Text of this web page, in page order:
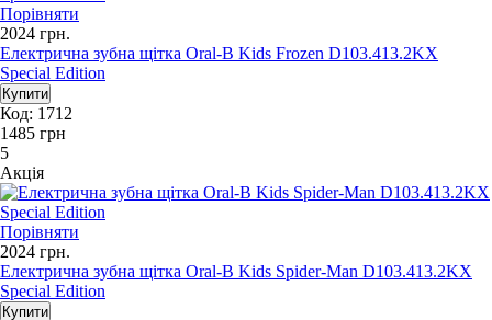
Порівняти
2024 грн.
Електрична зубна щітка Oral-B Kids Frozen D103.413.2KX
Special Edition
Код: 1712
1485 грн
5
Акція
Порівняти
2024 грн.
Електрична зубна щітка Oral-B Kids Spider-Man D103.413.2KX
Special Edition